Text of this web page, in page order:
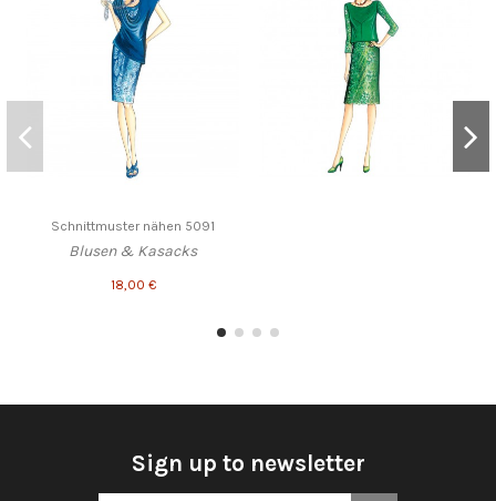
Schnittmuster nähen 5091
Blusen & Kasacks
18,00 €
Sign up to newsletter